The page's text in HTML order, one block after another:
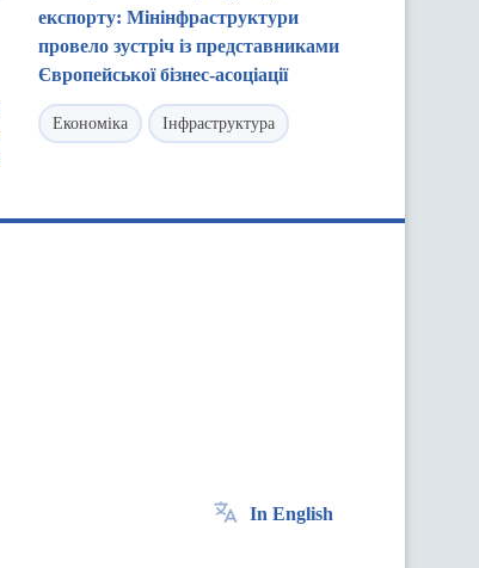
експорту: Мінінфраструктури
провело зустріч із представниками
Європейської бізнес-асоціації
Економіка Інфраструктура
In English